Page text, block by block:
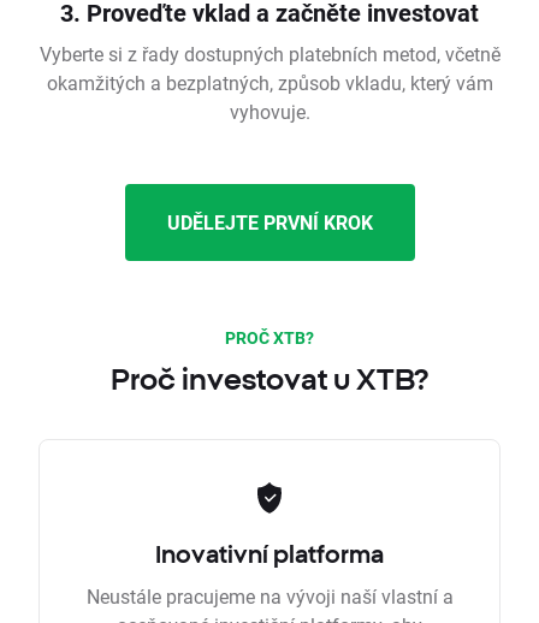
3. Proveďte vklad a začněte investovat
Vyberte si z řady dostupných platebních metod, včetně
okamžitých a bezplatných, způsob vkladu, který vám
vyhovuje.
UDĚLEJTE PRVNÍ KROK
PROČ XTB?
Proč investovat u XTB?
Inovativní platforma
Neustále pracujeme na vývoji naší vlastní a